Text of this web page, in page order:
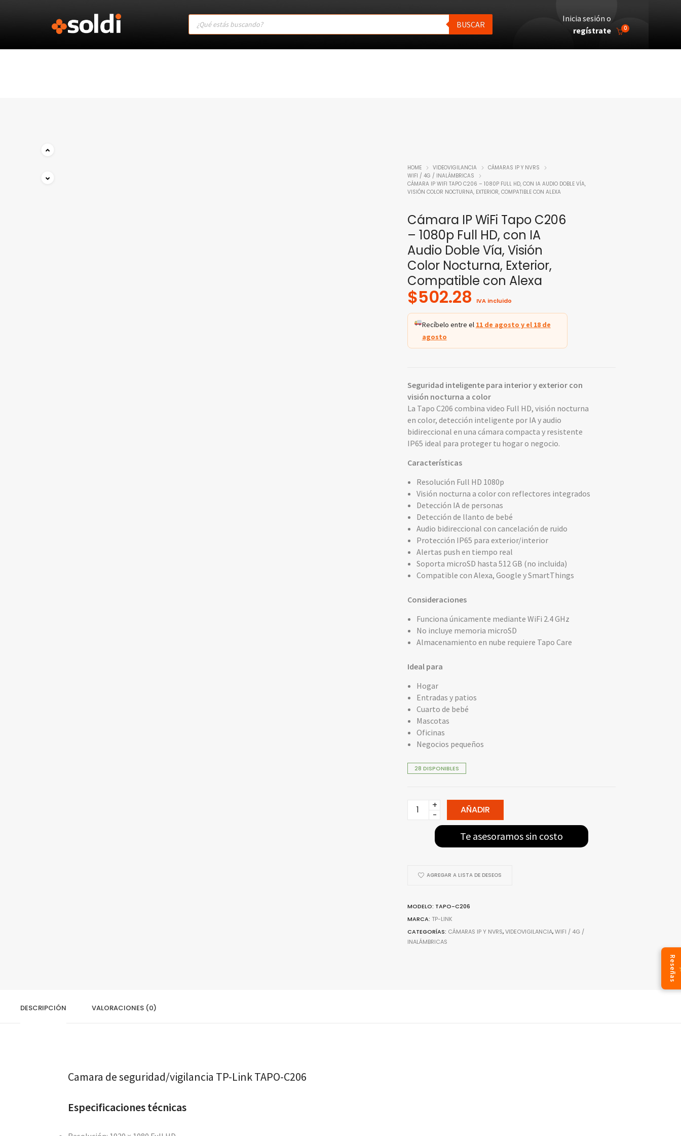
Products
search
BUSCAR
Inicia sesión o
regístrate
0
HOME VIDEOVIGILANCIA
CÁMARAS IP Y NVRS
WIFI / 4G / INALÁMBRICAS
CÁMARA IP WIFI TAPO C206 – 1080P FULL HD, CON IA AUDIO DOBLE VÍA,
VISIÓN COLOR NOCTURNA, EXTERIOR, COMPATIBLE CON ALEXA
Cámara IP WiFi Tapo C206
– 1080p Full HD, con IA
Audio Doble Vía, Visión
Color Nocturna, Exterior,
Compatible con Alexa
$502.28 IVA incluido
Recíbelo entre el 11 de agosto y el 18 de
agosto
Seguridad inteligente para interior y exterior con
visión nocturna a color
La Tapo C206 combina video Full HD, visión nocturna
en color, detección inteligente por IA y audio
bidireccional en una cámara compacta y resistente
IP65 ideal para proteger tu hogar o negocio.
Características
Resolución Full HD 1080p
Visión nocturna a color con reflectores integrados
Detección IA de personas
Detección de llanto de bebé
Audio bidireccional con cancelación de ruido
Protección IP65 para exterior/interior
Alertas push en tiempo real
Soporta microSD hasta 512 GB (no incluida)
Compatible con Alexa, Google y SmartThings
Consideraciones
Funciona únicamente mediante WiFi 2.4 GHz
No incluye memoria microSD
Almacenamiento en nube requiere Tapo Care
Ideal para
Hogar
Entradas y patios
Cuarto de bebé
Mascotas
Oficinas
Negocios pequeños
28 DISPONIBLES
Cámara
1080p
HD,
con
IA
Audio
AÑADIR
Te asesoramos sin costo
AGREGAR A LISTA DE DESEOS
MODELO: TAPO-C206
MARCA: TP-LINK
CATEGORÍAS: CÁMARAS IP Y NVRS,VIDEOVIGILANCIA,WIFI / 4G /
INALÁMBRICAS
DESCRIPCIÓN VALORACIONES (0)
Camara de seguridad/vigilancia TP-Link TAPO-C206
Especificaciones técnicas
Reseñas